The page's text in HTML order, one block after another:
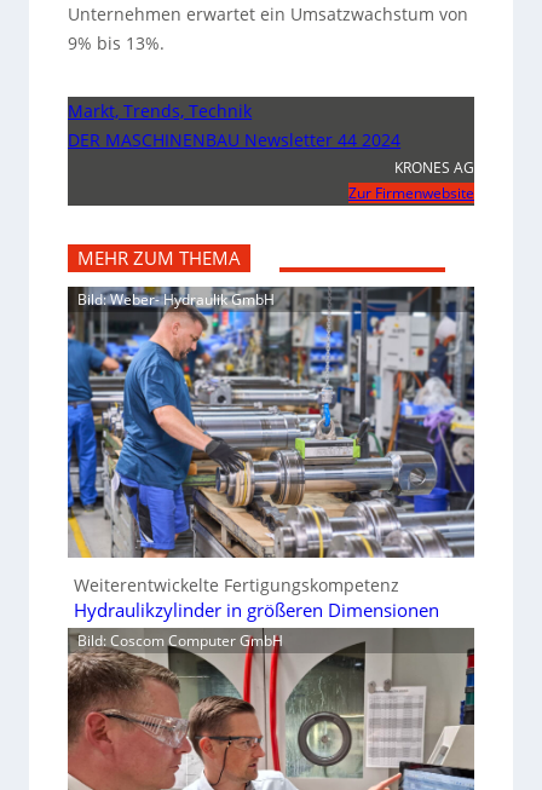
Unternehmen erwartet ein Umsatzwachstum von
9% bis 13%.
Markt, Trends, Technik
DER MASCHINENBAU Newsletter 44 2024
KRONES AG
Zur Firmenwebsite
MEHR ZUM THEMA
Bild: Weber- Hydraulik GmbH
Weiterentwickelte Fertigungskompetenz
Hydraulikzylinder in größeren Dimensionen
Bild: Coscom Computer GmbH